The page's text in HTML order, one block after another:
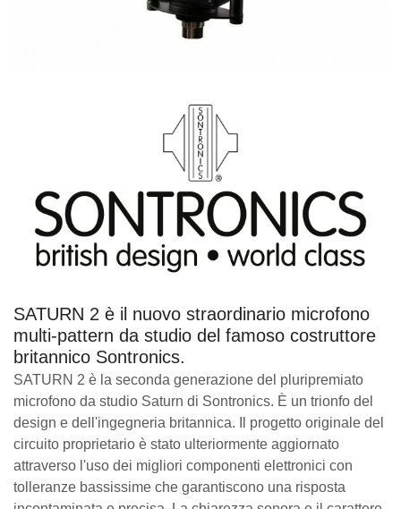
SATURN 2 è il nuovo straordinario microfono
multi-pattern da studio del famoso costruttore
britannico Sontronics.
SATURN 2 è la seconda generazione del pluripremiato
microfono da studio Saturn di Sontronics. È un trionfo del
design e dell'ingegneria britannica. Il progetto originale del
circuito proprietario è stato ulteriormente aggiornato
attraverso l'uso dei migliori componenti elettronici con
tolleranze bassissime che garantiscono una risposta